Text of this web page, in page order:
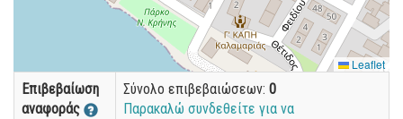
Leaflet
Επιβεβαίωση
αναφοράς
Σύνολο επιβεβαιώσεων: 0
Παρακαλώ συνδεθείτε για να